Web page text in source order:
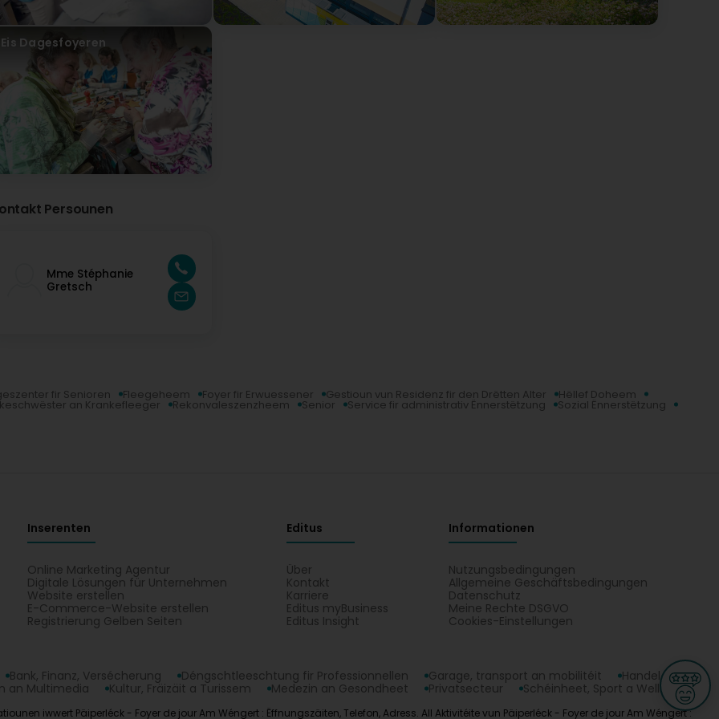
Eis Dagesfoyeren
Persounen
Mme Stéphanie
Gretsch
fir Senioren Fleegeheem Foyer fir Erwuessener Gestioun vun Residenz fir den Drëtten Alter Hëllef Doheem
an Krankefleeger Rekonvaleszenzheem Senior Service fir administrativ Ënnerstëtzung Sozial Ënnerstëtzung
Inserenten
Online Marketing Agentur
Digitale Lösungen für Unternehmen
Website erstellen
E-Commerce-Website erstellen
Registrierung Gelben Seiten
Editus
Über
Kontakt
Karriere
Editus myBusiness
Editus Insight
Informationen
Nutzungsbedingungen
Allgemeine Geschäftsbedingungen
Datenschutz
Meine Rechte DSGVO
Cookies-Einstellungen
Bank, Finanz, Versécherung Déngschtleeschtung fir Professionnellen Garage, transport an mobilitéit
Handel
an Multimedia
Kultur, Fräizäit a Turissem Medezin an Gesondheet Privatsecteur Schéinheet, Sport a Wellness
iwwert Päiperléck - Foyer de jour Am Wéngert : Ëffnungszäiten, Telefon, Adress. All Aktivitéite vun Päiperléck - Foyer de jour Am Wéngert :